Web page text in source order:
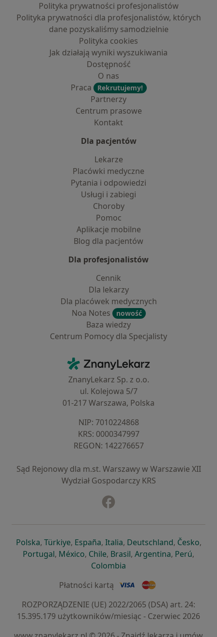
Polityka prywatności profesjonalistów
Polityka prywatności dla profesjonalistów, których
dane pozyskaliśmy samodzielnie
Polityka cookies
Jak działają wyniki wyszukiwania
Dostępność
O nas
Praca
Rekrutujemy!
Partnerzy
Centrum prasowe
Kontakt
Dla pacjentów
Lekarze
Placówki medyczne
Pytania i odpowiedzi
Usługi i zabiegi
Choroby
Pomoc
Aplikacje mobilne
Blog dla pacjentów
Dla profesjonalistów
Cennik
Dla lekarzy
Dla placówek medycznych
Noa Notes
nowość
Baza wiedzy
Centrum Pomocy dla Specjalisty
ZnanyLekarz - Strona główna
ZnanyLekarz Sp. z o.o.
ul. Kolejowa 5/7
01-217 Warszawa, Polska
NIP: ⁠7010224868
KRS: ⁠0000347997
REGON: ⁠142276657
Sąd Rejonowy dla m.st. Warszawy w Warszawie XII
Wydział Gospodarczy KRS
Polskaotwiera się w nowej karcie
, Türkiyeotwiera się w nowej karcie
, Españaotwiera się w nowej karcie
, Italiaotwiera się w nowej
, Deutschlandotwiera się
, Česko,
Portugalotwiera się w nowej karcie
, Méxicootwiera się w nowej karcie
, Chileotwiera się w nowej karcie
, Brasilotwiera się w nowej
, Argentinaotwiera się
, Perú,
Colombia
Płatności kartą
ROZPORZĄDZENIE (UE) 2022/2065 (DSA) art. 24:
15.395.179 użytkowników/miesiąc - Czerwiec 2026